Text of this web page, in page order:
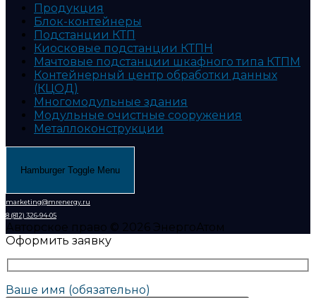
Продукция
Блок-контейнеры
Подстанции КТП
Киосковые подстанции КТПН
Мачтовые подстанции шкафного типа КТПМ
Контейнерный центр обработки данных
(КЦОД)
Многомодульные здания
Модульные очистные сооружения
Металлоконструкции
Hamburger Toggle Menu
marketing@mrenergy.ru
8 (812) 326-94-05
Авторское право © 2026 ЭнергоАтом
Оформить заявку
Ваше имя (обязательно)